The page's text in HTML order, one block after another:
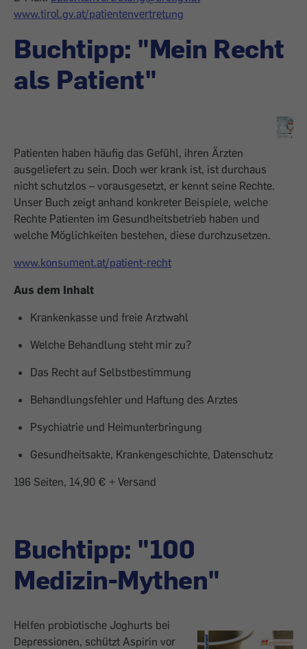
www.tirol.gv.at/patientenvertretung
Buchtipp: "Mein Recht
als Patient"
Patienten haben häufig das Gefühl, ihren Ärzten
ausgeliefert zu sein. Doch wer krank ist, ist durchaus
nicht schutzlos – vorausgesetzt, er kennt seine Rechte.
Unser Buch zeigt anhand konkreter Beispiele, welche
Rechte Patienten im Gesundheitsbetrieb haben und
welche Möglichkeiten bestehen, diese durchzusetzen.
www.konsument.at/patient-recht
Aus dem Inhalt
Krankenkasse und freie Arztwahl
Welche Behandlung steht mir zu?
Das Recht auf Selbstbestimmung
Behandlungsfehler und Haftung des Arztes
Psychiatrie und Heimunterbringung
Gesundheitsakte, Krankengeschichte, Datenschutz
196 Seiten, 14,90 € + Versand
Buchtipp: "100
Medizin-Mythen"
Helfen probiotische Joghurts bei
Depressionen, schützt Aspirin vor